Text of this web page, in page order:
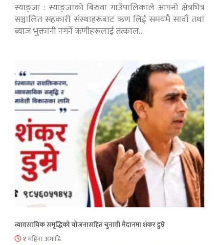
स्याङ्जा : स्याङ्जाको बिरुवा गाउँपालिकाले आफ्नो क्षेत्रभित्र
सञ्चालित सहकारी संस्थाहरूबाट ऋण लिई समयमै सावाँ तथा
ब्याज भुक्तानी नगर्ने ऋणीहरूलाई तत्काल…
व्यावसायिक समृद्धिको योजनासहित चुनावी मैदानमा शंकर डुम्रे
१ महिना अगाडि